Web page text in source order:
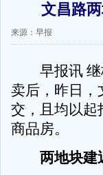
文昌路
来源：早报
早报讯 继
卖后，昨日，
交，且均以起
商品房。
两地块建